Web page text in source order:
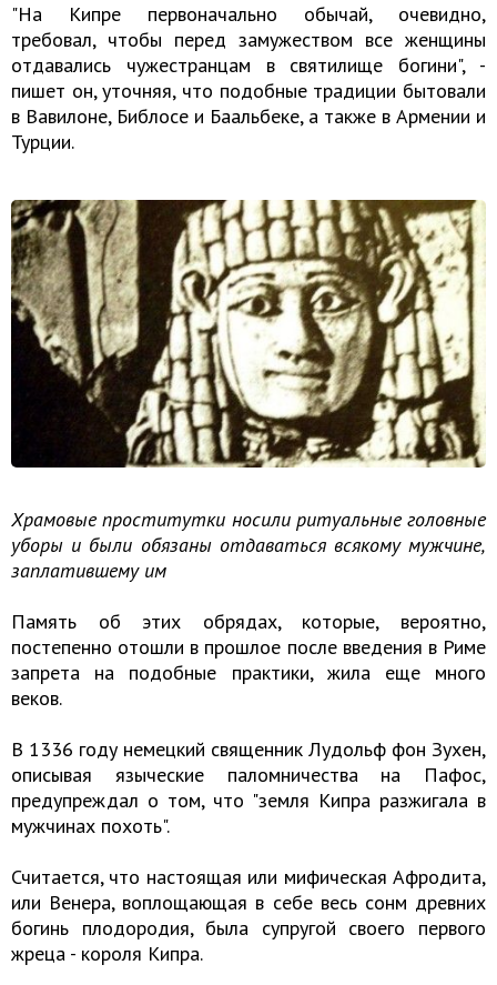
"На Кипре первоначально обычай, очевидно,
требовал, чтобы перед замужеством все женщины
отдавались чужестранцам в святилище богини", -
пишет он, уточняя, что подобные традиции бытовали
в Вавилоне, Библосе и Баальбеке, а также в Армении и
Турции.
Храмовые проститутки носили ритуальные головные
уборы и были обязаны отдаваться всякому мужчине,
заплатившему им
Память об этих обрядах, которые, вероятно,
постепенно отошли в прошлое после введения в Риме
запрета на подобные практики, жила еще много
веков.
В 1336 году немецкий священник Лудольф фон Зухен,
описывая языческие паломничества на Пафос,
предупреждал о том, что "земля Кипра разжигала в
мужчинах похоть".
Считается, что настоящая или мифическая Афродита,
или Венера, воплощающая в себе весь сонм древних
богинь плодородия, была супругой своего первого
жреца - короля Кипра.